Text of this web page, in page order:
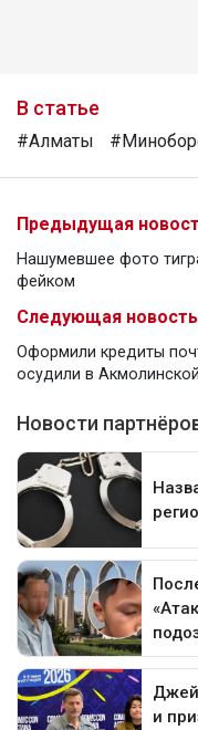
В статье
#Алматы
Предыдущая
Нашумевшее фото
фейком
Следующая новость
Оформили кредиты
осудили в